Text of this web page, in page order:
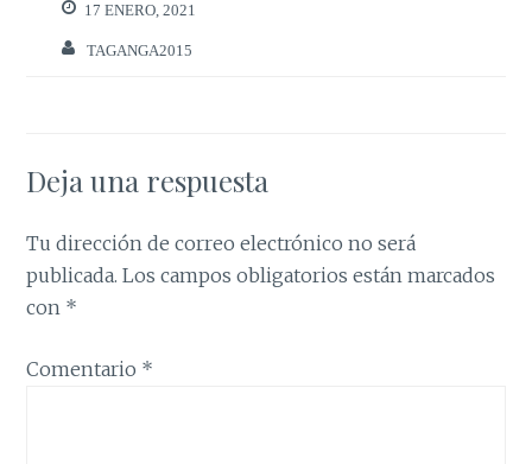
17 ENERO, 2021
TAGANGA2015
Deja una respuesta
Tu dirección de correo electrónico no será
publicada. Los campos obligatorios están marcados
con *
Comentario *